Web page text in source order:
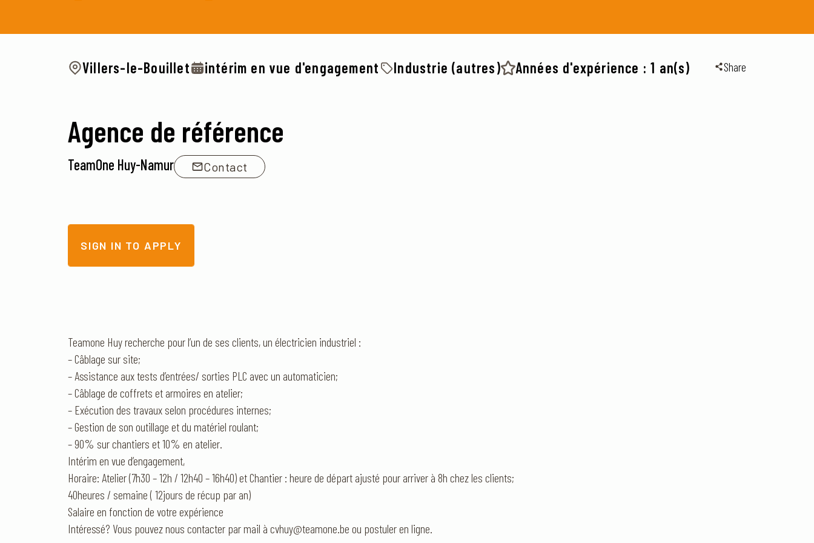
Villers-le-Bouillet intérim en vue d'engagement Industrie (autres) Années d'expérience : 1 an(s) Share
Agence de référence
TeamOne Huy-Namur Contact
SIGN IN TO APPLY
Teamone Huy recherche pour l’un de ses clients, un électricien industriel :
– Câblage sur site;
– Assistance aux tests d’entrées/ sorties PLC avec un automaticien;
– Câblage de coffrets et armoires en atelier;
– Exécution des travaux selon procédures internes;
– Gestion de son outillage et du matériel roulant;
– 90% sur chantiers et 10% en atelier.
Intérim en vue d’engagement,
Horaire: Atelier (7h30 – 12h / 12h40 – 16h40) et Chantier : heure de départ ajusté pour arriver à 8h chez les clients;
40heures / semaine ( 12jours de récup par an)
Salaire en fonction de votre expérience
Intéressé? Vous pouvez nous contacter par mail à cvhuy@teamone.be ou postuler en ligne.